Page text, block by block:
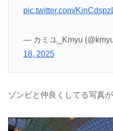
pic.twitter.com/
— カミユ_Kmyu
18, 2025
ゾンビと仲良くしてる写真